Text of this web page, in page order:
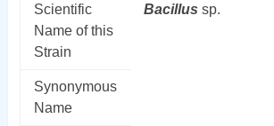
Scientific
Name of this
Strain
Bacillus sp.
Synonymous
Name